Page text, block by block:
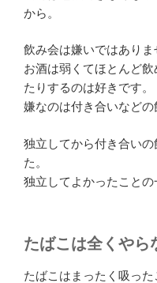
から。
飲み会は嫌いではありま
お酒は弱くてほとんど
たりするのは好きです。
嫌なのは付き合いなどの
独立してから付き合い
た。
独立してよかったことの
たばこは全くやら
たばこはまったく吸った